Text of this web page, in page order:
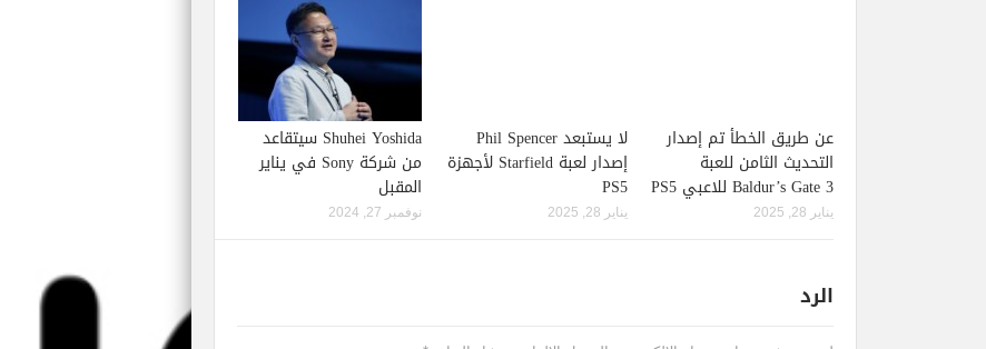
عن طريق الخطأ تم إصدار
التحديث الثامن للعبة
Baldur’s Gate 3 للاعبي PS5
يناير 28, 2025
لا يستبعد Phil Spencer
إصدار لعبة Starfield لأجهزة
PS5
يناير 28, 2025
Shuhei Yoshida سيتقاعد
من شركة Sony في يناير
المقبل
نوفمبر 27, 2024
الرد